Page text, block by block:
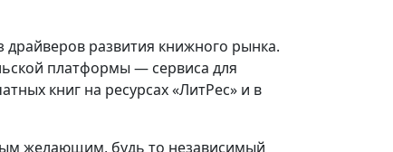
развития книжного рынка.
платформы — сервиса для
книг на ресурсах «ЛитРес» и в
желающим, будь то независимый